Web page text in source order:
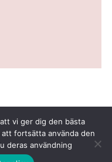
vi ger dig den bästa
fortsätta använda den
deras användning